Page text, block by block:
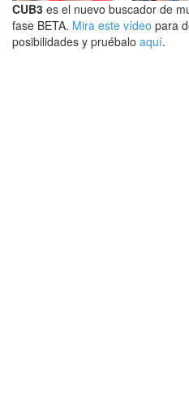
CUB3 es el nuevo buscador de
fase BETA. Mira este vídeo para
posibilidades y pruébalo aquí.